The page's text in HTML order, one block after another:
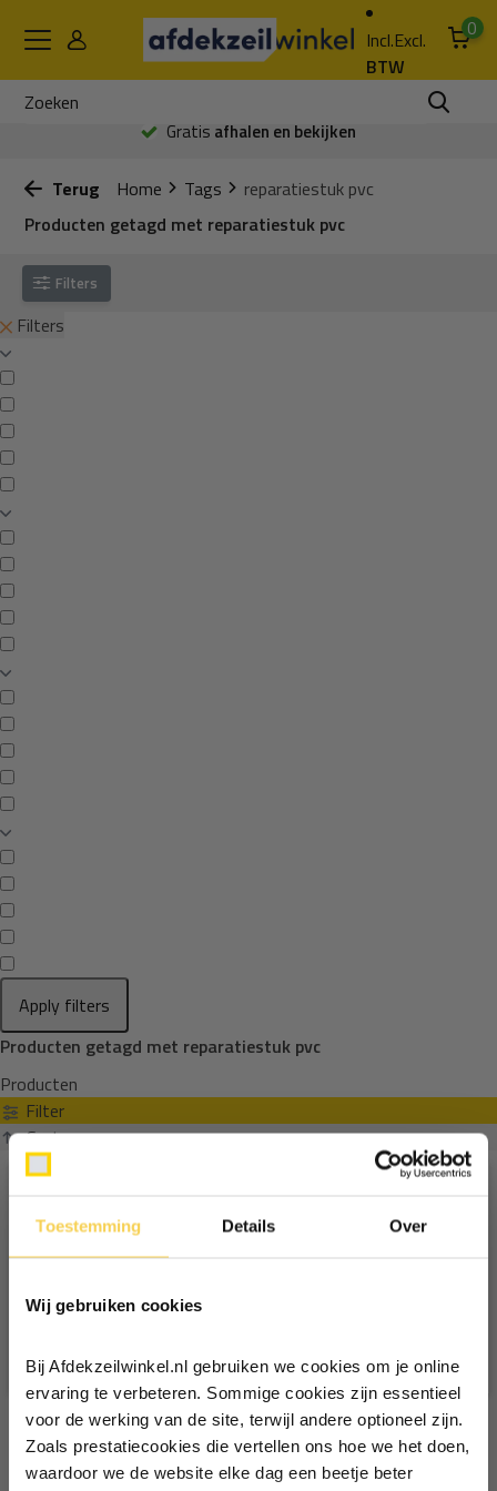
Toestemming Details Over
Wij gebruiken cookies
Bij Afdekzeilwinkel.nl gebruiken we cookies om je online
ervaring te verbeteren. Sommige cookies zijn essentieel
voor de werking van de site, terwijl andere optioneel zijn.
Zoals prestatiecookies die vertellen ons hoe we het doen,
waardoor we de website elke dag een beetje beter
Incl.Excl.
BTW
0
Gratis afhalen en bekijken
Terug Home Tags
reparatiestuk pvc
Producten getagd met reparatiestuk pvc
Filters
Filters
Apply filters
Producten getagd met reparatiestuk pvc
Producten
Filter
Sorteren op
Ontvang €5,- korting!
Schrijf je in voor de nieuwsbrief en
Vul je e-mailadres in‍⁪⁪
Particulier Zakelijk